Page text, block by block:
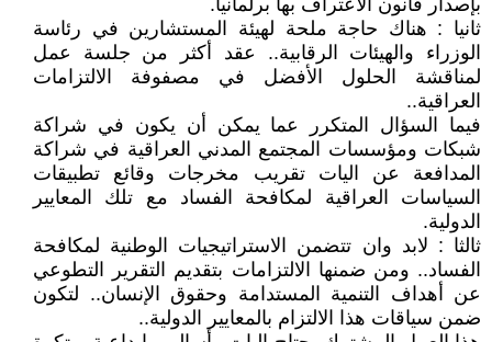
بإصدار قانون الاعتراف بها برلمانيا.
ثانيا : هناك حاجة ملحة لهيئة المستشارين في رئاسة
الوزراء والهيئات الرقابية.. عقد أكثر من جلسة عمل
لمناقشة الحلول الأفضل في مصفوفة الالتزامات
العراقية..
فيما السؤال المتكرر عما يمكن أن يكون في شراكة
شبكات ومؤسسات المجتمع المدني العراقية في شراكة
المدافعة عن اليات تقريب مخرجات وقائع تطبيقات
السياسات العراقية لمكافحة الفساد مع تلك المعايير
الدولية.
ثالثا : لابد وان تتضمن الاستراتيجيات الوطنية لمكافحة
الفساد.. ومن ضمنها الالتزامات بتقديم التقرير التطوعي
عن أهداف التنمية المستدامة وحقوق الإنسان.. لتكون
ضمن سياقات هذا الالتزام بالمعايير الدولية..